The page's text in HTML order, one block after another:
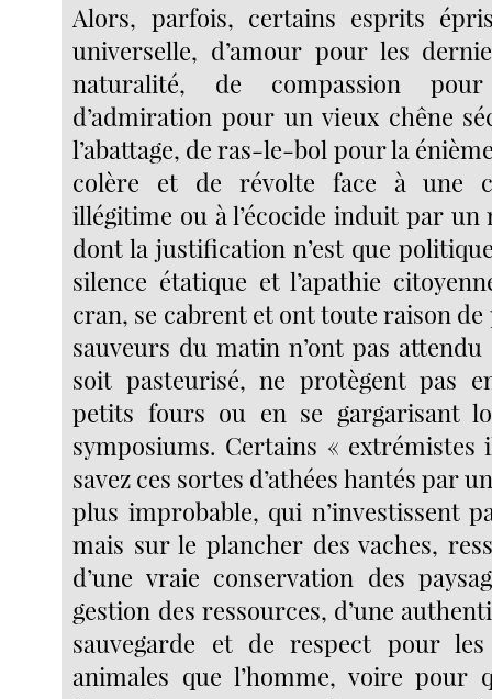
Alors, parfois, certains esprits
universelle, d’amour pour les
naturalité, de compassion
d’admiration pour un vieux chêne
l’abattage, de ras-le-bol pour la
colère et de révolte face à une
illégitime ou à l’écocide induit par un
dont la justification n’est que
silence étatique et l’apathie
cran, se cabrent et ont toute raison
sauveurs du matin n’ont pas attendu
soit pasteurisé, ne protègent pas
petits fours ou en se gargarisant
symposiums. Certains « extrémistes
savez ces sortes d’athées hantés par
plus improbable, qui n’investissent
mais sur le plancher des vaches,
d’une vraie conservation des
gestion des ressources, d’une
sauvegarde et de respect pour les
animales que l’homme, voire pour